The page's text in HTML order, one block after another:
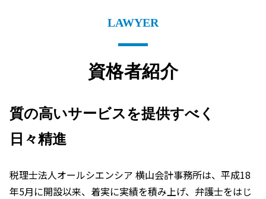
LAWYER
資格者紹介
質の高いサービスを提供すべく
日々精進
税理士法人オールシエンシア 横山会計事務所は、平成18
年5月に開設以来、着実に実績を積み上げ、弁護士をはじ